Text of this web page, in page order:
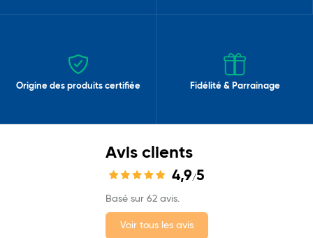
Origine des produits certifiée Fidélité & Parrainage
Avis clients
4,9/5
Basé sur 62 avis.
Voir tous les avis